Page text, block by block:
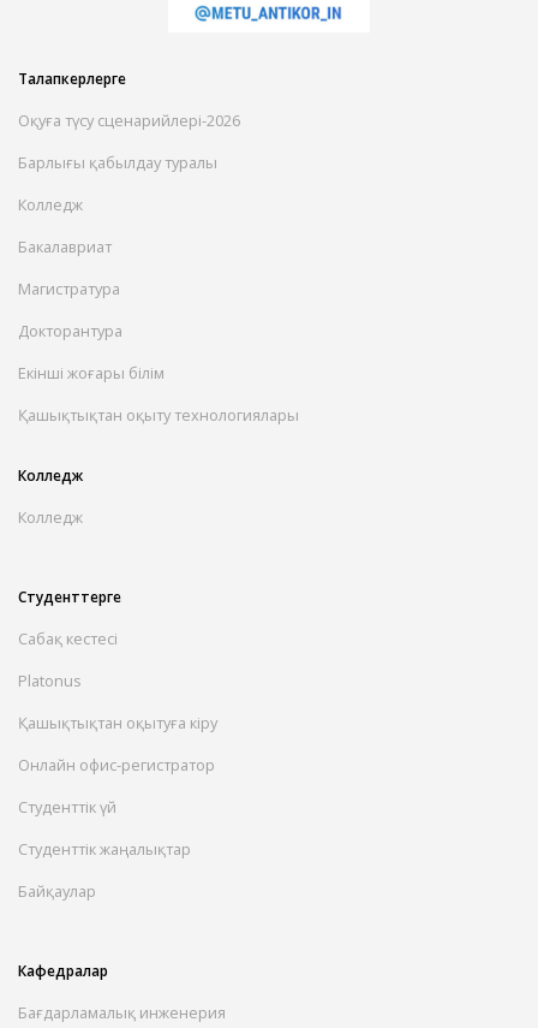
Талапкерлерге
Оқуға түсу сценарийлері-2026
Барлығы қабылдау туралы
Колледж
Бакалавриат
Магистратура
Докторантура
Екінші жоғары білім
Қашықтықтан оқыту технологиялары
Колледж
Колледж
Студенттерге
Сабақ кестесі
Platonus
Қашықтықтан оқытуға кіру
Онлайн офис-регистратор
Студенттік үй
Студенттік жаңалықтар
Байқаулар
Кафедралар
Бағдарламалық инженерия